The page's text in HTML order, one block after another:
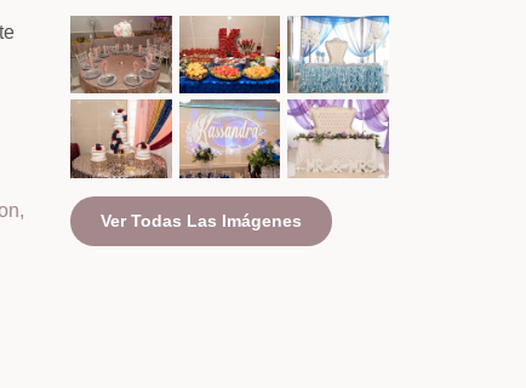
Ver Todas Las Imágenes